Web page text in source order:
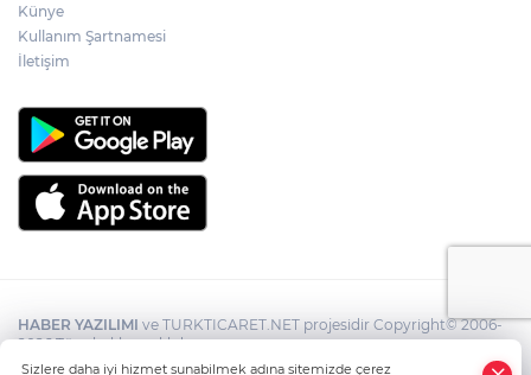
Künye
Kullanım Şartnamesi
İletişim
HABER YAZILIMI ve TURKTICARET.NET projesidir Copyright© 2006-
2026 Tüm hakları saklıdır.
Sizlere daha iyi hizmet sunabilmek adına sitemizde çerez